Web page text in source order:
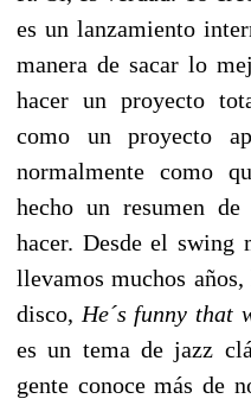
es un lanzamiento
manera de sacar lo
hacer un proyecto
como un proyecto
normalmente como
hecho un resumen
hacer. Desde el swing
llevamos muchos
disco, He´s funny that
es un tema de jazz
gente conoce más de